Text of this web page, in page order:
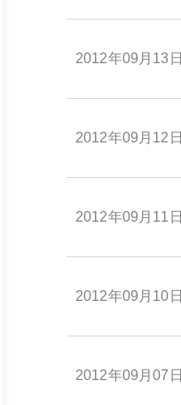
2012年09月13日
2012年09月12日
2012年09月11日
2012年09月10日
2012年09月07日